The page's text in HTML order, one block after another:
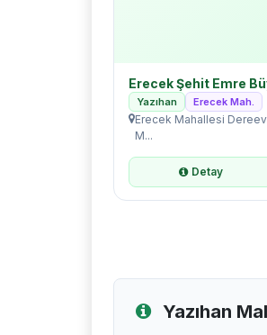
Erecek Şehit Emre
Yazıhan Erecek Mah.
Erecek Mahallesi
M...
Detay
Yazıhan